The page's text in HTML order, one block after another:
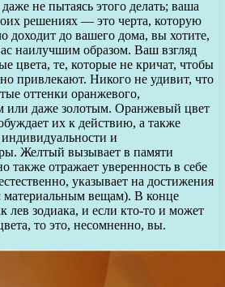
не пытаясь этого делать; ваша
решениях — это черта, которую
доходит до вашего дома, вы хотите,
наилучшим образом. Ваш взгляд
цвета, те, которые не кричат, чтобы
привлекают. Никого не удивит, что
оттенки оранжевого,
или даже золотым. Оранжевый цвет
их к действию, а также
и
Желтый вызывает в памяти
также отражает уверенность в себе
указывает на достижения
вещам). В конце
лев зодиака, и если кто-то и может
то это, несомненно, вы.